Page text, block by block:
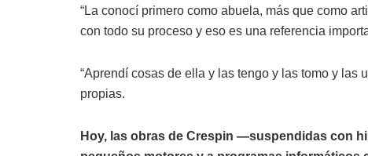
“La conocí primero como abuela, más que como
con todo su proceso y eso es una referencia
“Aprendí cosas de ella y las tengo y las tomo y las
propias.
Hoy, las obras de Crespin —suspendidas con